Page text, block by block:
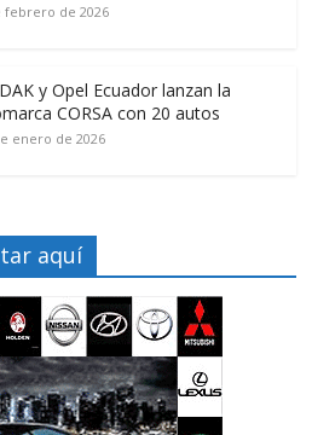
febrero de 2026
y Opel Ecuador lanzan la
CORSA con 20 autos
enero de 2026
aquí